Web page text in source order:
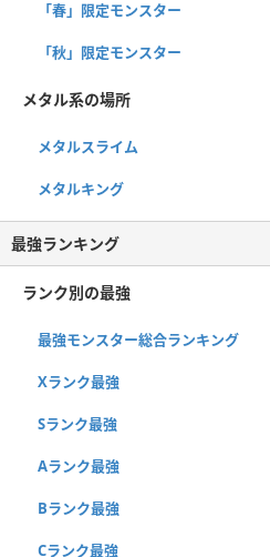
「春」限定モンスター
「秋」限定モンスター
メタル系の場所
メタルスライム
メタルキング
最強ランキング
ランク別の最強
最強モンスター総合ランキング
Xランク最強
Sランク最強
Aランク最強
Bランク最強
Cランク最強